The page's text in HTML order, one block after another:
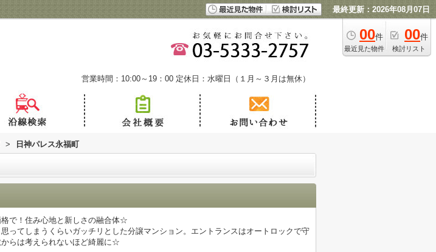
最終更新：2026年08月07日
00件
最近見た物件
00件
検討リスト
営業時間：10:00～19：00 定休日：水曜日（１月～３月は無休）
> 日神パレス永福町
で！住み心地と新しさの融合体☆
ってしまうくらいガッチリとした分譲マンション。エントランスはオートロックで守
らは考えられないほど綺麗に☆